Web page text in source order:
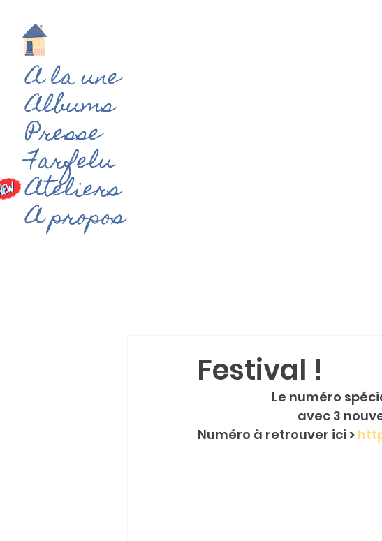
A la une
Albums
Presse
Farfelu
Ateliers
A propos
Festival !
Le numéro
avec 3
Numéro à retrouver ici >